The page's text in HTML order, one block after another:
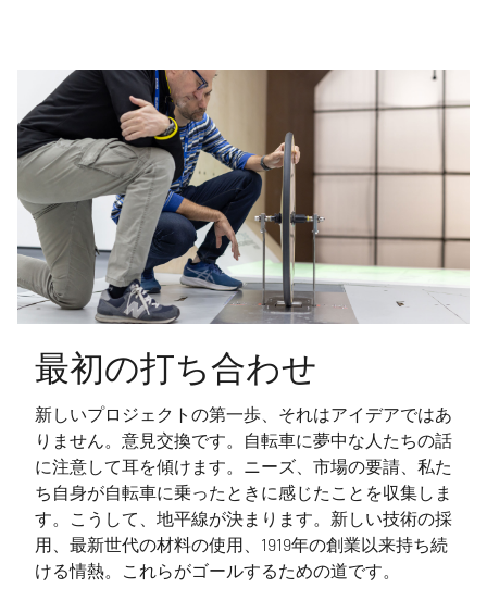
最初の打ち合わせ
新しいプロジェクトの第一歩、それはアイデアではあ
りません。意見交換です。自転車に夢中な人たちの話
に注意して耳を傾けます。ニーズ、市場の要請、私た
ち自身が自転車に乗ったときに感じたことを収集しま
す。こうして、地平線が決まります。新しい技術の採
用、最新世代の材料の使用、1919年の創業以来持ち続
ける情熱。これらがゴールするための道です。